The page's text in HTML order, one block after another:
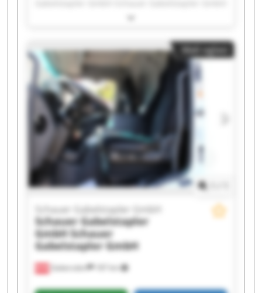
Schauer Gabelstapler GmbH Schauer
Schauer Gabelstapler GmbH Schauer
Gabelstapler GmbH Schauer Gabelstapler GmbH
Schauer Gabelstapler GmbH Schauer
Gabelstapler GmbH Schauer Gabelstapler GmbH
Schauer Gabelstapler GmbH Schauer
Gabelstapler GmbH Schauer Gabelstapler GmbH
Schauer Gabelstapler GmbH Schauer
Gabelstapler GmbH Schauer Gabelstapler GmbH
Schauer Gabelstapler GmbH Schauer
Gabelstapler GmbH
Mali oglasi
Gabersdorf 187 km
Schauer Gabelstapler GmbH
Schauer Gabelstapler
GmbH Schauer
Gabelstapler GmbH